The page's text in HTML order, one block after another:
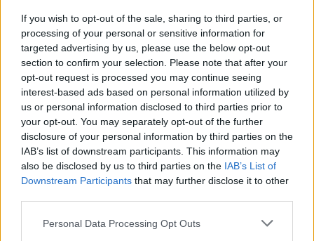
If you wish to opt-out of the sale, sharing to third parties, or
processing of your personal or sensitive information for
targeted advertising by us, please use the below opt-out
section to confirm your selection. Please note that after your
opt-out request is processed you may continue seeing
interest-based ads based on personal information utilized by
us or personal information disclosed to third parties prior to
your opt-out. You may separately opt-out of the further
disclosure of your personal information by third parties on the
IAB’s list of downstream participants. This information may
also be disclosed by us to third parties on the IAB’s List of
Downstream Participants that may further disclose it to other
Personal Data Processing Opt Outs
Publicidad